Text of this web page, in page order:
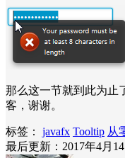
那么这一节就到此为止
客，谢谢。
标签： javafx Tooltip 从
最后更新：2017年4月14